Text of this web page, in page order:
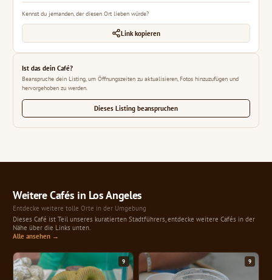
Kennst du jemanden, der diesen Ort lieben würde?
Link kopieren
Ist das dein Café?
Beanspruche dein Listing, um Öffnungszeiten zu aktualisieren, Fotos hinzuzufügen und
hervorgehoben zu werden.
Dieses Listing beanspruchen
Weitere Cafés in Los Angeles
Entdecke weitere tolle Orte in der Umgebung
Dieses Café ist Teil unseres kuratierten Stadtführers, entdecke weitere Cafés in der
Nähe über die Links unten.
Alle ansehen →
9 9